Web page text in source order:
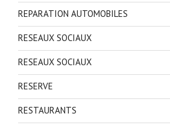
REPARATION AUTOMOBILES
RESEAUX SOCIAUX
RESEAUX SOCIAUX
RESERVE
RESTAURANTS